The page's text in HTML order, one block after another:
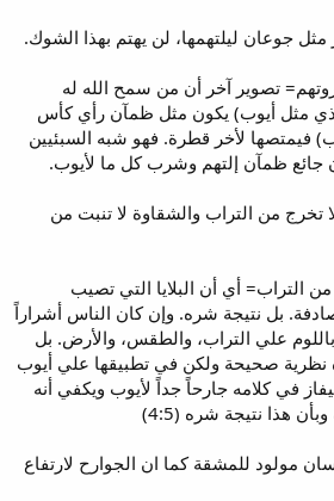
جوعان ليلتهمها، لن يهتم بهذا الشوك.
تصوير آخر أن من سمح الله له
مثل أيوب) يكون مثل ظمآن رأي كأس
فيمتصها لأخر قطرة. فهو شبه السبئيين
جائع ظمآن إلتهم وشرب كل ما لأيوب.
لا تخرج من التراب والشقاوة لا تنبت من
من التراب= أي أن البلايا التي تصيب
بل نتيجة شره. وإن كان الناس أشراراً
علي التراب، والطقس، والأرض. بل
صحيحة ولكن في تطبيقها علي أيوب
في كلامه جارحاً جداً لأيوب ويكفي أنه
هذا نتيجة شره (4:5)
مولود للمشقة كما ان الجوارح لارتفاع